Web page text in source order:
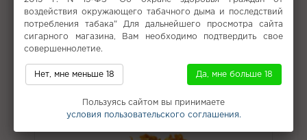
наслаждение начинающим и опытным курильщикам.
Вкус: Папайя
Все вкусы табака для кальяна Burn
воздействия окружающего табачного дыма и последствий
потребления табака" Для дальнейшего просмотра сайта
сигарного магазина, Вам необходимо подтвердить свое
совершеннолетие.
Нет, мне меньше 18 Да, мне больше 18
Пользуясь сайтом вы принимаете
условия пользовательского соглашения.